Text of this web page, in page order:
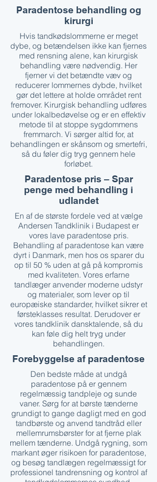
Paradentose behandling og
kirurgi
Hvis tandkødslommerne er meget
dybe, og betændelsen ikke kan fjernes
med rensning alene, kan kirurgisk
behandling være nødvendig. Her
fjerner vi det betændte væv og
reducerer lommernes dybde, hvilket
gør det lettere at holde området rent
fremover. Kirurgisk behandling udføres
under lokalbedøvelse og er en effektiv
metode til at stoppe sygdommens
fremmarch. Vi sørger altid for, at
behandlingen er skånsom og smertefri,
så du føler dig tryg gennem hele
forløbet.
Paradentose pris – Spar
penge med behandling i
udlandet
En af de største fordele ved at vælge
Andersen Tandklinik i Budapest er
vores lave paradentose pris.
Behandling af paradentose kan være
dyrt i Danmark, men hos os sparer du
op til 50 % uden at gå på kompromis
med kvaliteten. Vores erfarne
tandlæger anvender moderne udstyr
og materialer, som lever op til
europæiske standarder, hvilket sikrer et
førsteklasses resultat. Derudover er
vores tandklinik dansktalende, så du
kan føle dig helt tryg under
behandlingen.
Forebyggelse af paradentose
Den bedste måde at undgå
paradentose på er gennem
regelmæssig tandpleje og sunde
vaner. Sørg for at børste tænderne
grundigt to gange dagligt med en god
tandbørste og anvend tandtråd eller
mellemrumsbørster for at fjerne plak
mellem tænderne. Undgå rygning, som
markant øger risikoen for paradentose,
og besøg tandlægen regelmæssigt for
professionel tandrensning og kontrol af